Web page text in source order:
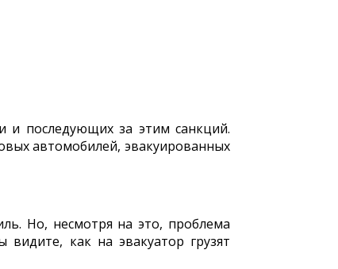
и последующих за этим санкций.
автомобилей, эвакуированных
Но, несмотря на это, проблема
как на эвакуатор грузят